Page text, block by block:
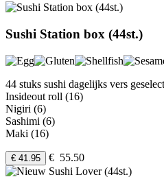
Sushi Station box (44st.)
44 stuks sushi dagelijks vers
Insideout roll (16)
Nigiri (6)
Sashimi (6)
Maki (16)
€ 41.95 € 55.50